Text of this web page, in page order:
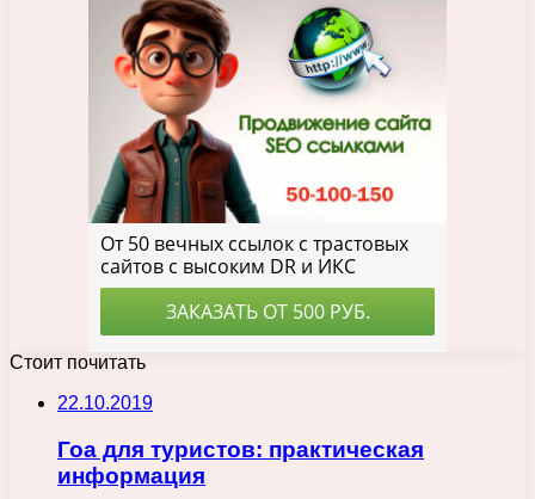
Стоит почитать
22.10.2019
Гоа для туристов: практическая
информация